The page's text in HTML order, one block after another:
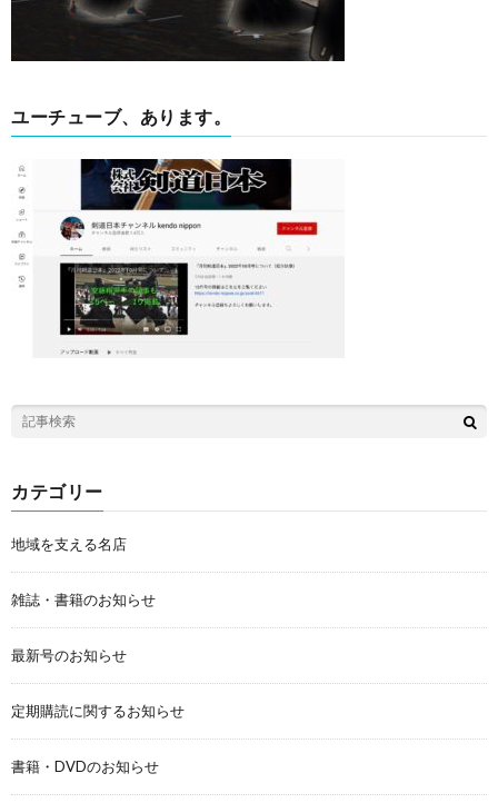
ユーチューブ、あります。
カテゴリー
地域を支える名店
雑誌・書籍のお知らせ
最新号のお知らせ
定期購読に関するお知らせ
書籍・DVDのお知らせ